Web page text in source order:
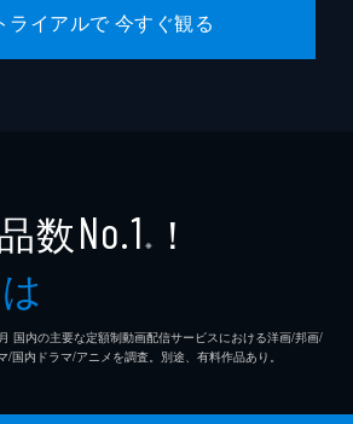
ライアルで 今すぐ観る
数No.1 ※ ！
国内の主要な定額制動画配信サービスにおける洋画/邦画/
国内ドラマ/アニメを調査。別途、有料作品あり。